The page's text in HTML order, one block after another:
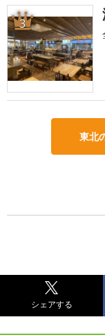
3
東北
シェアする